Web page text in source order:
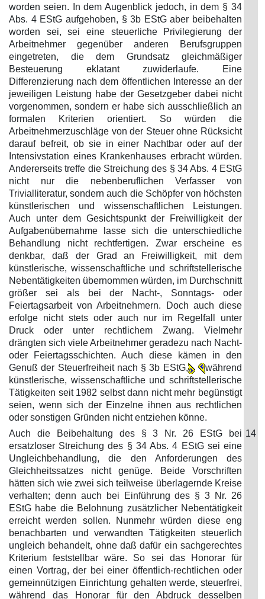
worden seien. In dem Augenblick jedoch, in dem § 34
Abs. 4 EStG aufgehoben, § 3b EStG aber beibehalten
worden sei, sei eine steuerliche Privilegierung der
Arbeitnehmer gegenüber anderen Berufsgruppen
eingetreten, die dem Grundsatz gleichmäßiger
Besteuerung eklatant zuwiderlaufe. Eine
Differenzierung nach dem öffentlichen Interesse an der
jeweiligen Leistung habe der Gesetzgeber dabei nicht
vorgenommen, sondern er habe sich ausschließlich an
formalen Kriterien orientiert. So würden die
Arbeitnehmerzuschläge von der Steuer ohne Rücksicht
darauf befreit, ob sie in einer Nachtbar oder auf der
Intensivstation eines Krankenhauses erbracht würden.
Andererseits treffe die Streichung des § 34 Abs. 4 EStG
nicht nur die nebenberuflichen Verfasser von
Trivialliteratur, sondern auch die Schöpfer von höchsten
künstlerischen und wissenschaftlichen Leistungen.
Auch unter dem Gesichtspunkt der Freiwilligkeit der
Aufgabenübernahme lasse sich die unterschiedliche
Behandlung nicht rechtfertigen. Zwar erscheine es
denkbar, daß der Grad an Freiwilligkeit, mit dem
künstlerische, wissenschaftliche und schriftstellerische
Nebentätigkeiten übernommen würden, im Durchschnitt
größer sei als bei der Nacht-, Sonntags- oder
Feiertagsarbeit von Arbeitnehmern. Doch auch diese
erfolge nicht stets oder auch nur im Regelfall unter
Druck oder unter rechtlichem Zwang. Vielmehr
drängten sich viele Arbeitnehmer geradezu nach Nacht-
oder Feiertagsschichten. Auch diese kämen in den
Genuß der Steuerfreiheit nach § 3b EStG,
während
künstlerische, wissenschaftliche und schriftstellerische
Tätigkeiten seit 1982 selbst dann nicht mehr begünstigt
seien, wenn sich der Einzelne ihnen aus rechtlichen
oder sonstigen Gründen nicht entziehen könne.
Auch die Beibehaltung des § 3 Nr. 26 EStG bei
ersatzloser Streichung des § 34 Abs. 4 EStG sei eine
Ungleichbehandlung, die den Anforderungen des
Gleichheitssatzes nicht genüge. Beide Vorschriften
hätten sich wie zwei sich teilweise überlagernde Kreise
verhalten; denn auch bei Einführung des § 3 Nr. 26
EStG habe die Belohnung zusätzlicher Nebentätigkeit
erreicht werden sollen. Nunmehr würden diese eng
benachbarten und verwandten Tätigkeiten steuerlich
ungleich behandelt, ohne daß dafür ein sachgerechtes
Kriterium feststellbar wäre. So sei das Honorar für
einen Vortrag, der bei einer öffentlich-rechtlichen oder
gemeinnützigen Einrichtung gehalten werde, steuerfrei,
während das Honorar für den Abdruck desselben
14